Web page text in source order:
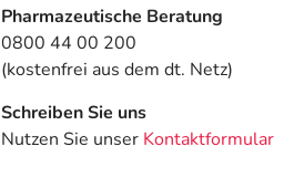
Pharmazeutische Beratung
0800 44 00 200
(kostenfrei aus dem dt. Netz)
Schreiben Sie uns
Nutzen Sie unser Kontaktformular